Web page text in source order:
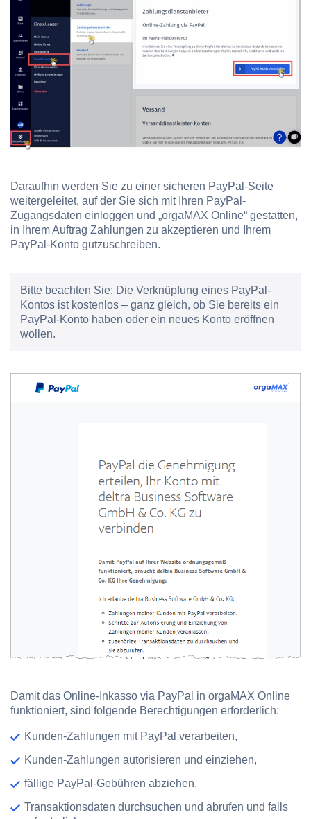
Daraufhin werden Sie zu einer sicheren PayPal-Seite
weitergeleitet, auf der Sie sich mit Ihren PayPal-
Zugangsdaten einloggen und „orgaMAX Online“ gestatten,
in Ihrem Auftrag Zahlungen zu akzeptieren und Ihrem
PayPal-Konto gutzuschreiben.
Bitte beachten Sie: Die Verknüpfung eines PayPal-
Kontos ist kostenlos – ganz gleich, ob Sie bereits ein
PayPal-Konto haben oder ein neues Konto eröffnen
wollen.
Damit das Online-Inkasso via PayPal in orgaMAX Online
funktioniert, sind folgende Berechtigungen erforderlich:
Kunden-Zahlungen mit PayPal verarbeiten,
Kunden-Zahlungen autorisieren und einziehen,
fällige PayPal-Gebühren abziehen,
Transaktionsdaten durchsuchen und abrufen und falls